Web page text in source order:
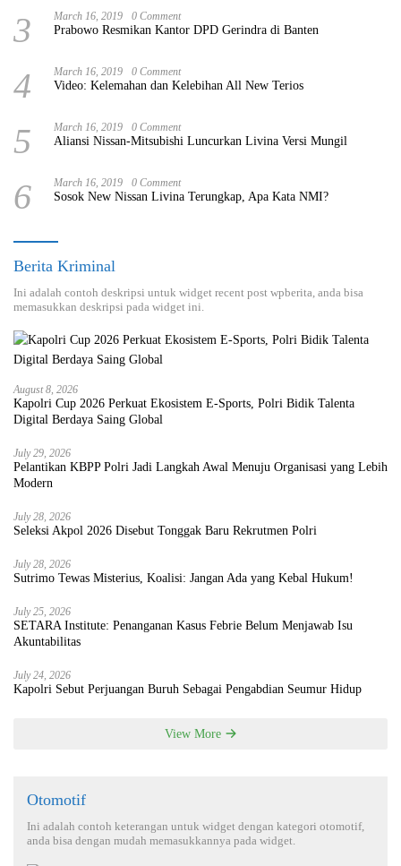
3 March 16, 2019 0 Comment
Prabowo Resmikan Kantor DPD Gerindra di Banten
4 March 16, 2019 0 Comment
Video: Kelemahan dan Kelebihan All New Terios
5 March 16, 2019 0 Comment
Aliansi Nissan-Mitsubishi Luncurkan Livina Versi Mungil
6 March 16, 2019 0 Comment
Sosok New Nissan Livina Terungkap, Apa Kata NMI?
Berita Kriminal
Ini adalah contoh deskripsi untuk widget recent post wpberita, anda bisa
memasukkan deskripsi pada widget ini.
August 8, 2026
Kapolri Cup 2026 Perkuat Ekosistem E-Sports, Polri Bidik Talenta
Digital Berdaya Saing Global
July 29, 2026
Pelantikan KBPP Polri Jadi Langkah Awal Menuju Organisasi yang Lebih
Modern
July 28, 2026
Seleksi Akpol 2026 Disebut Tonggak Baru Rekrutmen Polri
July 28, 2026
Sutrimo Tewas Misterius, Koalisi: Jangan Ada yang Kebal Hukum!
July 25, 2026
SETARA Institute: Penanganan Kasus Febrie Belum Menjawab Isu
Akuntabilitas
July 24, 2026
Kapolri Sebut Perjuangan Buruh Sebagai Pengabdian Seumur Hidup
View More
Otomotif
Ini adalah contoh keterangan untuk widget dengan kategori otomotif,
anda bisa dengan mudah memasukkannya pada widget.